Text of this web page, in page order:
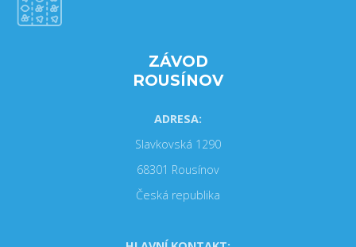
ZÁVOD
ROUSÍNOV
ADRESA:
Slavkovská 1290
68301 Rousínov
Česká republika